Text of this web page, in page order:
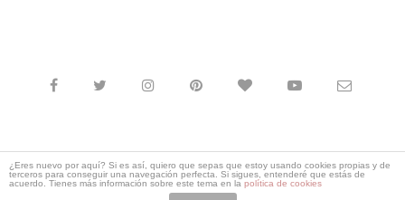
© 2012 - 2021 Laücreativa . Todos los derechos reservados. |
Política de Cookies| Política de Privacidad
¿Eres nuevo por aquí? Si es así, quiero que sepas que estoy usando cookies propias y de
terceros para conseguir una navegación perfecta. Si sigues, entenderé que estás de
acuerdo. Tienes más información sobre este tema en la política de cookies